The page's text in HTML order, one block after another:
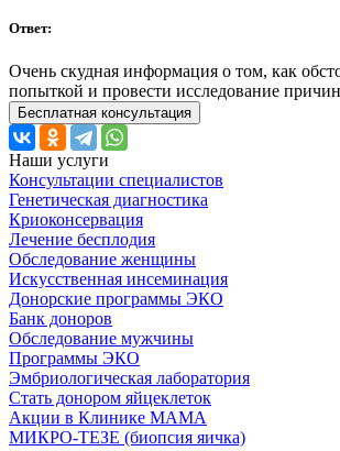
Ответ:
Очень скудная информация о том, как
попыткой и провести исследование
Бесплатная консультация
Наши услуги
Консультации специалистов
Генетическая диагностика
Криоконсервация
Лечение бесплодия
Обследование женщины
Искусственная инсеминация
Донорские программы ЭКО
Банк доноров
Обследование мужчины
Программы ЭКО
Эмбриологическая лаборатория
Стать донором яйцеклеток
Акции в Клинике МАМА
МИКРО-ТЕЗЕ (биопсия яичка)